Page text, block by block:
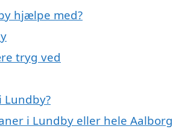
hjælpe med?
tryg ved
Lundby?
i Lundby eller hele Aalborg